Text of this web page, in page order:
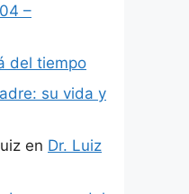
–
del tiempo
su vida y
en Dr. Luiz